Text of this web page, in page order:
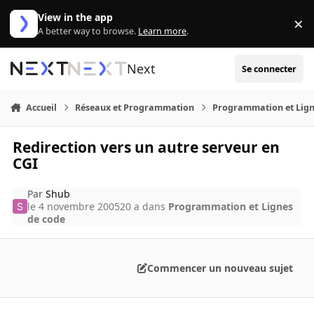
Aller au contenu
View in the app
A better way to browse. Learn more. ×
Next Se connecter
Accueil Réseaux et Programmation Programmation et
Redirection vers un autre serveur en
CGI
ParShub
le 4 novembre 200520 a dans Programmation et Lignes
de code
Commencer un nouveau sujet